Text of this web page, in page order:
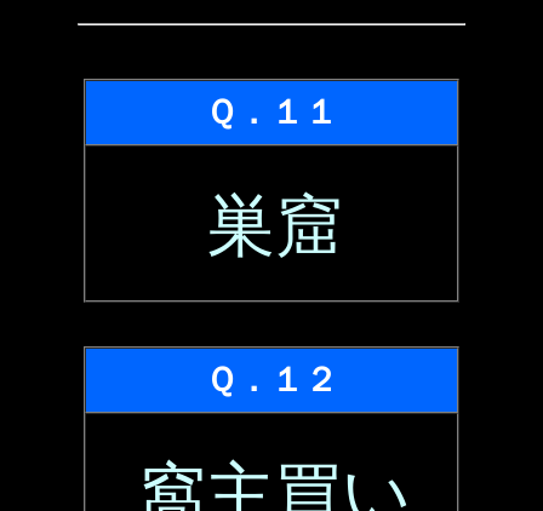
Ｑ．１１
巣窟
Ｑ．１２
窩主買い